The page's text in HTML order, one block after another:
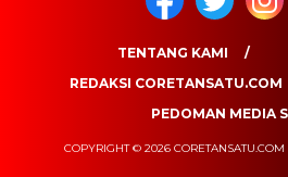
TENTANG KAMI
REDAKSI CORETANSATU.COM
PEDOMAN MEDIA
COPYRIGHT © 2026